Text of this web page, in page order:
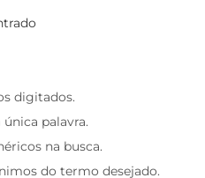
digitados.
palavra.
na busca.
do termo desejado.